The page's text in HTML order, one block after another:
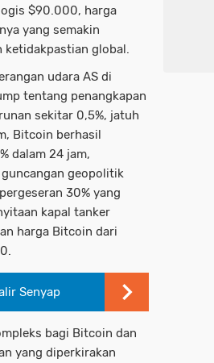
$90.000, harga
yang semakin
ketidakpastian global.
udara AS di
tentang penangkapan
sekitar 0,5%, jatuh
Bitcoin berhasil
dalam 24 jam,
geopolitik
30% yang
kapal tanker
harga Bitcoin dari
Senyap
bagi Bitcoin dan
yang diperkirakan